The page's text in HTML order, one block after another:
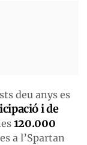
deu anys es
i de
120.000
a l’Spartan